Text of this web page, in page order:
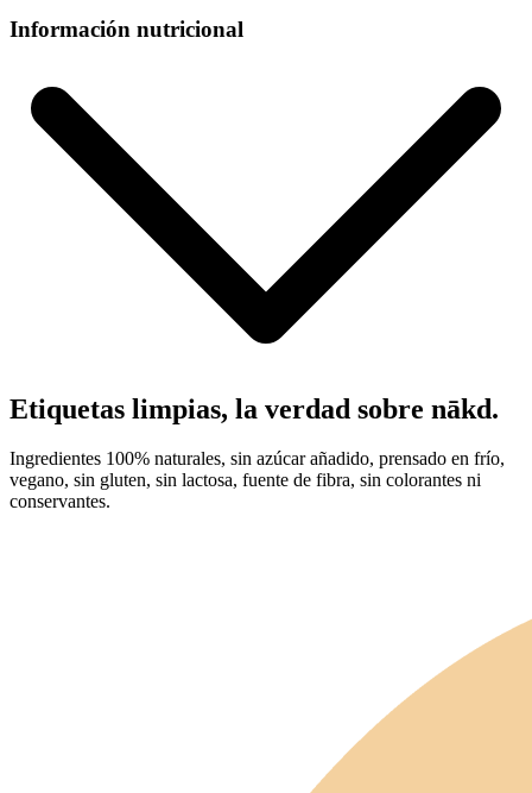
Información nutricional
Etiquetas limpias, la verdad sobre nākd.
Ingredientes 100% naturales, sin azúcar añadido, prensado en frío,
vegano, sin gluten, sin lactosa, fuente de fibra, sin colorantes ni
conservantes.